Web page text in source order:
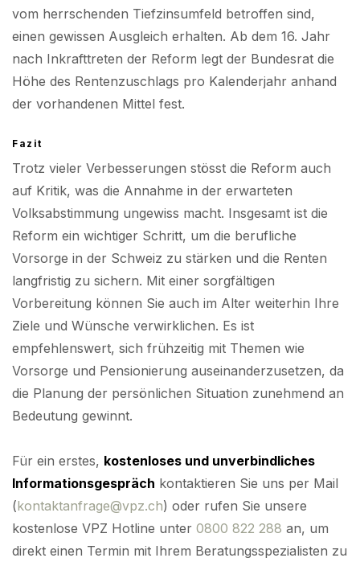
vom herrschenden Tiefzinsumfeld betroffen sind,
einen gewissen Ausgleich erhalten. Ab dem 16. Jahr
nach Inkrafttreten der Reform legt der Bundesrat die
Höhe des Rentenzuschlags pro Kalenderjahr anhand
der vorhandenen Mittel fest.
Fazit
Trotz vieler Verbesserungen stösst die Reform auch
auf Kritik, was die Annahme in der erwarteten
Volksabstimmung ungewiss macht. Insgesamt ist die
Reform ein wichtiger Schritt, um die berufliche
Vorsorge in der Schweiz zu stärken und die Renten
langfristig zu sichern. Mit einer sorgfältigen
Vorbereitung können Sie auch im Alter weiterhin Ihre
Ziele und Wünsche verwirklichen. Es ist
empfehlenswert, sich frühzeitig mit Themen wie
Vorsorge und Pensionierung auseinanderzusetzen, da
die Planung der persönlichen Situation zunehmend an
Bedeutung gewinnt.
Für ein erstes, kostenloses und unverbindliches
Informationsgespräch kontaktieren Sie uns per Mail
(kontaktanfrage@vpz.ch) oder rufen Sie unsere
kostenlose VPZ Hotline unter 0800 822 288 an, um
direkt einen Termin mit Ihrem Beratungsspezialisten zu